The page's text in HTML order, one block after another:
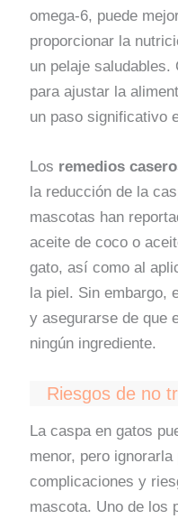
omega-6, puede
proporcionar la
un pelaje
para ajustar la
un paso significativo
Los remedios
la reducción de la
mascotas han
aceite de coco o
gato, así como al
la piel. Sin embargo,
y asegurarse de que
ningún ingrediente.
Riesgos de no
La caspa en gatos
menor, pero
complicaciones y
mascota. Uno de los